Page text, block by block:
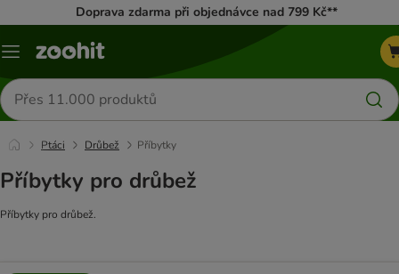
Doprava zdarma při objednávce nad 799 Kč**
Menu
Hledat
produkty
Ptáci Drůbež Příbytky
Příbytky pro drůbež
Příbytky pro drůbež.